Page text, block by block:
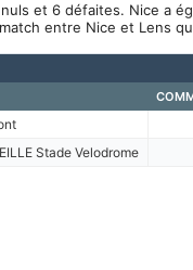
et 6 défaites. Nice a
entre Nice et Lens
Stade Velodrome